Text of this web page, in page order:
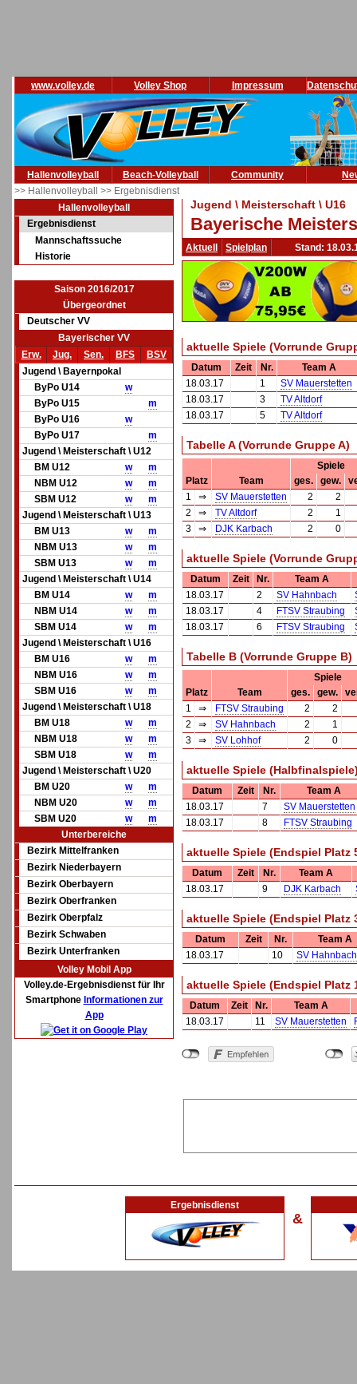
www.volley.de Volley Shop Impressum
Hallenvolleyball Beach-Volleyball Community
>> Hallenvolleyball >> Ergebnisdienst
Hallenvolleyball
Ergebnisdienst
Mannschaftssuche
Historie
Saison 2016/2017
Übergeordnet
Deutscher VV
Bayerischer VV
Erw.
Jug. Sen. BFS
BSV
Jugend \ Bayernpokal
ByPo U14
w
ByPo U15
m
ByPo U16
w
ByPo U17
m
Jugend \ Meisterschaft \ U12
BM U12
w
m
NBM U12
w
m
SBM U12
w
m
Jugend \ Meisterschaft \ U13
BM U13
w
m
NBM U13
w
m
SBM U13
w
m
Jugend \ Meisterschaft \ U14
BM U14
w
m
NBM U14
w
m
SBM U14
w
m
Jugend \ Meisterschaft \ U16
BM U16
w
m
NBM U16
w
m
SBM U16
w
m
Jugend \ Meisterschaft \ U18
BM U18
w
m
NBM U18
w
m
SBM U18
w
m
Jugend \ Meisterschaft \ U20
BM U20
w
m
NBM U20
w
m
SBM U20
w
m
Unterbereiche
Bezirk Mittelfranken
Bezirk Niederbayern
Bezirk Oberbayern
Bezirk Oberfranken
Bezirk Oberpfalz
Bezirk Schwaben
Bezirk Unterfranken
Volley Mobil App
Volley.de-Ergebnisdienst für Ihr
Smartphone Informationen zur
App
Jugend \ Meisterschaft \ U16
Bayerische
Aktuell Spielplan Stand:
aktuelle Spiele (Vorrunde
Datum Zeit Nr.
Team A
18.03.17
1
SV Mauerstetten
18.03.17
3
TV Altdorf
18.03.17
5 TV Altdorf
Tabelle A (Vorrunde Gruppe A)
Spiele
Platz
Team ges. gew.
1
⇒ SV Mauerstetten 2
2
2
⇒ TV Altdorf 2
1
3
⇒ DJK Karbach 2 0
aktuelle Spiele (Vorrunde
Datum Zeit Nr.
Team A
18.03.17
2 SV Hahnbach
18.03.17
4 FTSV Straubing
18.03.17
6 FTSV Straubing
Tabelle B (Vorrunde Gruppe B)
Spiele
Platz
Team ges. gew.
1
⇒ FTSV Straubing 2
2
2
⇒ SV Hahnbach 2
1
3
⇒ SV Lohhof 2 0
aktuelle Spiele
Datum Zeit Nr.
Team A
18.03.17
7
SV Mauerstetten
18.03.17
8 FTSV Straubing
aktuelle Spiele (Endspiel Platz
Datum Zeit Nr.
Team A
18.03.17
9 DJK Karbach
aktuelle Spiele (Endspiel Platz
Datum Zeit Nr.
Team A
18.03.17
10 SV Hahnbach
aktuelle Spiele (Endspiel Platz
Datum Zeit Nr.
Team A
18.03.17
11 SV Mauerstetten
Ergebnisdienst
&